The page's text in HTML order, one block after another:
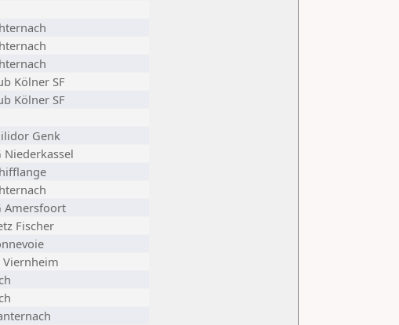
Kölner SF
Kölner SF
Genk
Niederkassel
Amersfoort
Fischer
Viernheim